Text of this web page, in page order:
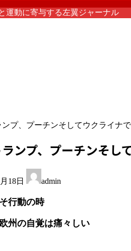
運動に寄与する左翼ジャーナル
プ、プーチンそしてウクライナ
ンプ、プーチンそし
18日 admin
行動の時
州の自覚は痛々しい